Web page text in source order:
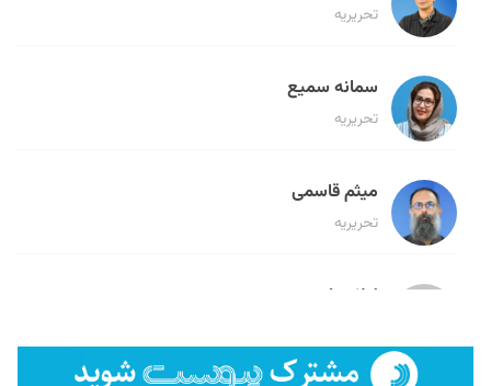
تحریریه
سمانه سمیع
تحریریه
میثم قاسمی
تحریریه
لیلا حنارود